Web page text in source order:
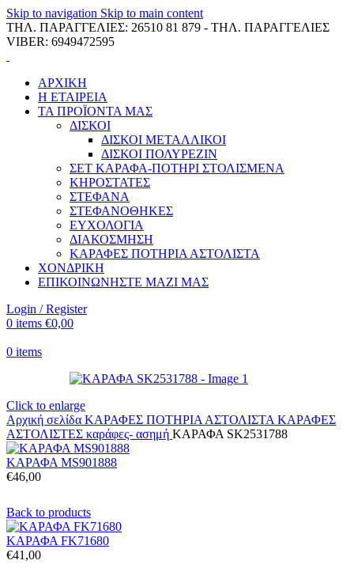
Skip to navigation Skip to main content
ΤΗΛ. ΠΑΡΑΓΓΕΛΙΕΣ: 26510 81 879 - ΤΗΛ. ΠΑΡΑΓΓΕΛΙΕΣ
VIBER: 6949472595
ΑΡΧΙΚΗ
Η ΕΤΑΙΡΕΙΑ
ΤΑ ΠΡΟΪΟΝΤΑ ΜΑΣ
ΔΙΣΚΟΙ
ΔΙΣΚΟΙ ΜΕΤΑΛΛΙΚΟΙ
ΔΙΣΚΟΙ ΠΟΛΥΡΕΖΙΝ
ΣΕΤ ΚΑΡΑΦΑ-ΠΟΤΗΡΙ ΣΤΟΛΙΣΜΕΝΑ
ΚΗΡΟΣΤΑΤΕΣ
ΣΤΕΦΑΝΑ
ΣΤΕΦΑΝΟΘΗΚΕΣ
ΕΥΧΟΛΟΓΙΑ
ΔΙΑΚΟΣΜΗΣΗ
ΚΑΡΑΦΕΣ ΠΟΤΗΡΙΑ ΑΣΤΟΛΙΣΤΑ
ΧΟΝΔΡΙΚΗ
ΕΠΙΚΟΙΝΩΝΗΣΤΕ ΜΑΖΙ ΜΑΣ
Login / Register
0 items €0,00
0 items
Click to enlarge
Αρχική σελίδα ΚΑΡΑΦΕΣ ΠΟΤΗΡΙΑ ΑΣΤΟΛΙΣΤΑ ΚΑΡΑΦΕΣ
ΑΣΤΟΛΙΣΤΕΣ καράφες- ασημή ΚΑΡΑΦΑ SK2531788
ΚΑΡΑΦΑ MS901888
€46,00
Back to products
ΚΑΡΑΦΑ FK71680
€41,00